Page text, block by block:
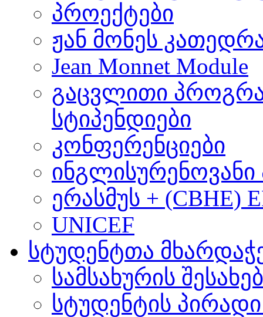
პროექტები
ჟან მონეს
Jean Monnet Module
გაცვლითი
სტიპენდიები
კონფერენციები
ერასმუს + (CBHE)
UNICEF
სტუდენტთა
სამსახურის შესახებ
სტუდენტის